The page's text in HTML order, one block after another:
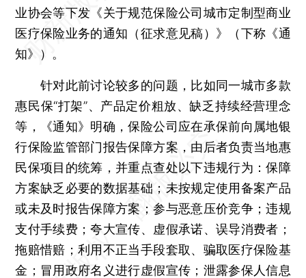
业协会等下发《关于规范保险公司城市定制型商业
医疗保险业务的通知（征求意见稿）》（下称《通
知》）。
针对此前讨论较多的问题，比如同一城市多款
惠民保“打架”、产品定价粗放、缺乏持续经营理念
等，《通知》明确，保险公司应在承保前向属地银
行保险监管部门报告保障方案，由后者负责当地惠
民保项目的统筹，并重点查处以下违规行为：保障
方案缺乏必要的数据基础；未按规定使用备案产品
或未及时报告保障方案；参与恶意压价竞争；违规
支付手续费；夸大宣传、虚假承诺、误导消费者；
拖赔惜赔；利用不正当手段套取、骗取医疗保险基
金；冒用政府名义进行虚假宣传；泄露参保人信息